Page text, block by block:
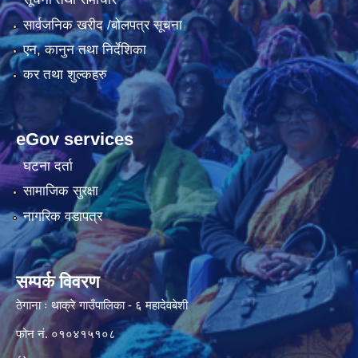
सार्वजनिक खरीद /बोलपत्र सूचना
एन, कानुन तथा निर्देशिका
कर तथा शुल्कहरु
eGov services
घटना दर्ता
सामाजिक सुरक्षा
नागरिक वडापत्र
सम्पर्क विवरण
ठेगाना ः थाक्रे गाउँपालिका - ६ महादेवबेशी
फोन नं. ०१०४१५१०८